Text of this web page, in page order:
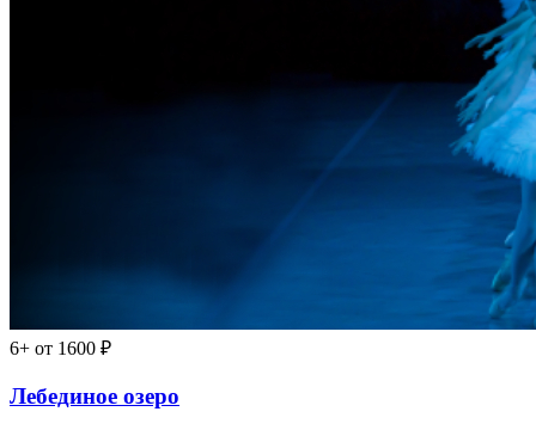
6+ от 1600 ₽
Лебединое озеро